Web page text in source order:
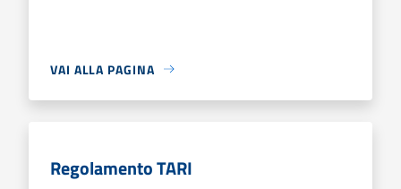
VAI ALLA PAGINA
Regolamento TARI